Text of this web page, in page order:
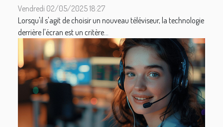
Vendredi 02/05/2025 18:27
Lorsqu'il s'agit de choisir un nouveau téléviseur, la technologie
derrière l'écran est un critère...